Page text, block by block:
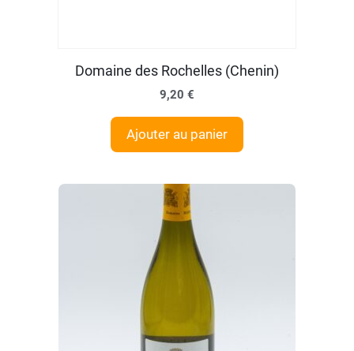
Domaine des Rochelles (Chenin)
9,20 €
Ajouter au panier